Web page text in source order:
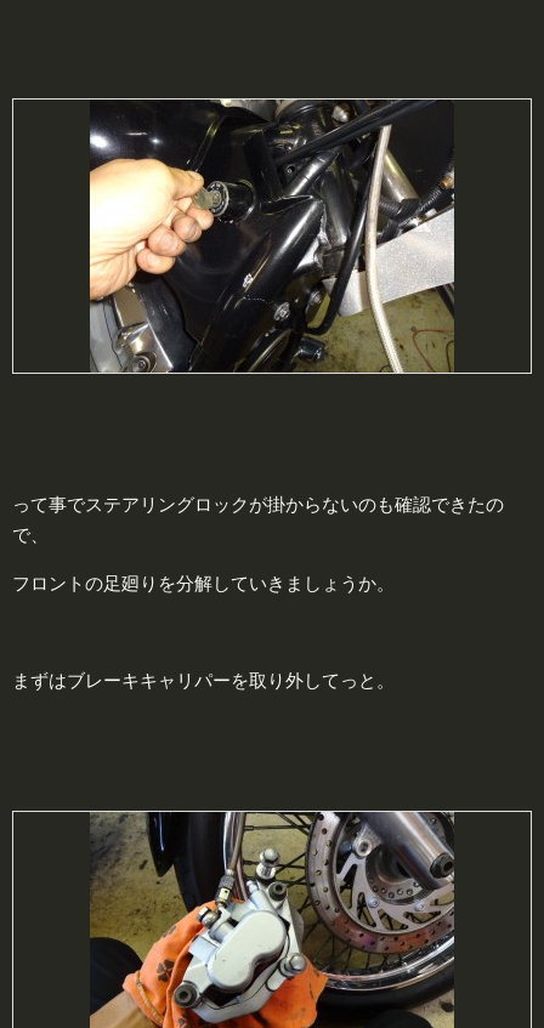
って事でステアリングロックが掛からないのも確認できたの
で、
フロントの足廻りを分解していきましょうか。
まずはブレーキキャリパーを取り外してっと。